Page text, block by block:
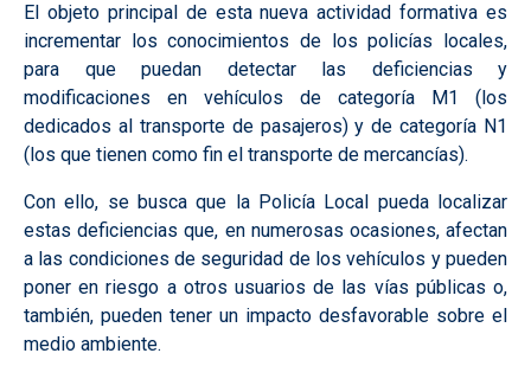
El objeto principal de esta nueva actividad formativa es
incrementar los conocimientos de los policías locales,
para que puedan detectar las deficiencias y
modificaciones en vehículos de categoría M1 (los
dedicados al transporte de pasajeros) y de categoría N1
(los que tienen como fin el transporte de mercancías).
Con ello, se busca que la Policía Local pueda localizar
estas deficiencias que, en numerosas ocasiones, afectan
a las condiciones de seguridad de los vehículos y pueden
poner en riesgo a otros usuarios de las vías públicas o,
también, pueden tener un impacto desfavorable sobre el
medio ambiente.